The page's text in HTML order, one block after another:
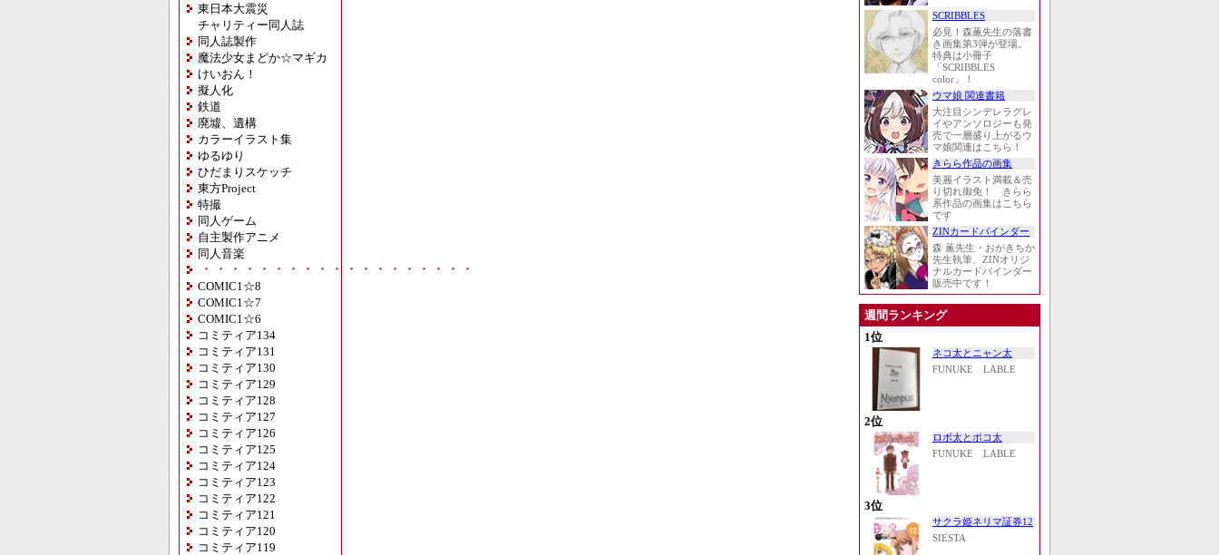
東日本大震災
チャリティー同人誌
同人誌製作
魔法少女まどか☆マギカ
けいおん！
擬人化
鉄道
廃墟、遺構
カラーイラスト集
ゆるゆり
ひだまりスケッチ
東方Project
特撮
同人ゲーム
自主製作アニメ
同人音楽
・・・・・・・・・・・・・・・・・・・
COMIC1☆8
COMIC1☆7
COMIC1☆6
コミティア134
コミティア131
コミティア130
コミティア129
コミティア128
コミティア127
コミティア126
コミティア125
コミティア124
コミティア123
コミティア122
コミティア121
コミティア120
コミティア119
SCRIBBLES
必見！森薫先生の落書
き画集第3弾が登場。
特典は小冊子
「SCRIBBLES
color」！
ウマ娘 関連書籍
大注目シンデレラグレ
イやアンソロジーも発
売で一層盛り上がるウ
マ娘関連はこちら！
きらら作品の画集
美麗イラスト満載＆売
り切れ御免！ きらら
系作品の画集はこちら
です
ZINカードバインダー
森 薫先生・おがきちか
先生執筆、ZINオリジ
ナルカードバインダー
販売中です！
週間ランキング
1位
ネコ太とニャン太
FUNUKE LABLE
2位
ロボ太とポコ太
FUNUKE LABLE
3位
サクラ姫ネリマ証券12
SIESTA